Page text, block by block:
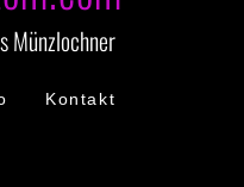
Münzlochner
Kontakt